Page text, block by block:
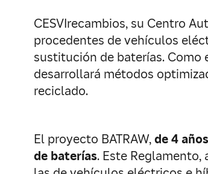
CESVIrecambios, su Centro
procedentes de vehículos
sustitución de baterías. Como
desarrollará métodos
reciclado.
El proyecto BATRAW,de 4
de baterías. Este Reglamento,